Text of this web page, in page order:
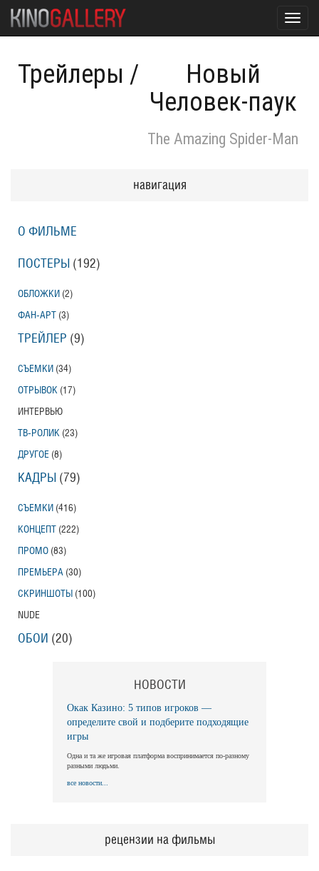
Трейлеры /
Новый
Человек-паук
The Amazing Spider-Man
навигация
О ФИЛЬМЕ
ПОСТЕРЫ (192)
ОБЛОЖКИ (2)
ФАН-АРТ (3)
ТРЕЙЛЕР (9)
СЪЕМКИ (34)
ОТРЫВОК (17)
ИНТЕРВЬЮ
ТВ-РОЛИК (23)
ДРУГОЕ (8)
КАДРЫ (79)
СЪЕМКИ (416)
КОНЦЕПТ (222)
ПРОМО (83)
ПРЕМЬЕРА (30)
СКРИНШОТЫ (100)
NUDE
ОБОИ (20)
НОВОСТИ
Окак Казино: 5 типов игроков —
определите свой и подберите подходящие
игры
Одна и та же игровая платформа воспринимается по-разному
разными людьми.
все новости...
рецензии на фильмы